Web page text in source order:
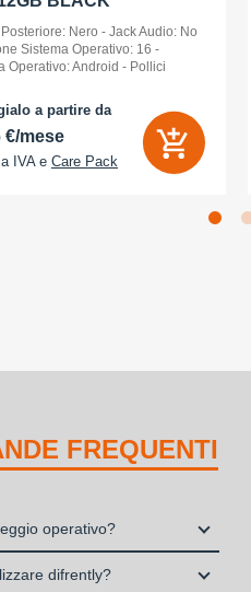
Nero - Jack Audio: No
Sistema Operativo: 16 -
Operativo: Android - Pollici
2x - Memoria Interna (ROM):
- Espandibile fino a: 0 GB - Dual
a partire da
€/mese
IVA e Care Pack
FREQUENTI
operativo?
locazione operativa, è una
difrently?